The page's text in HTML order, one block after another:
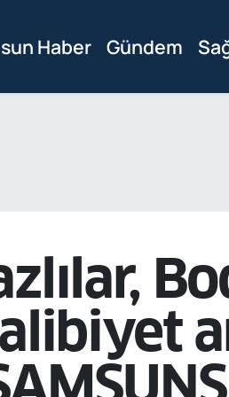
Haber Gündem